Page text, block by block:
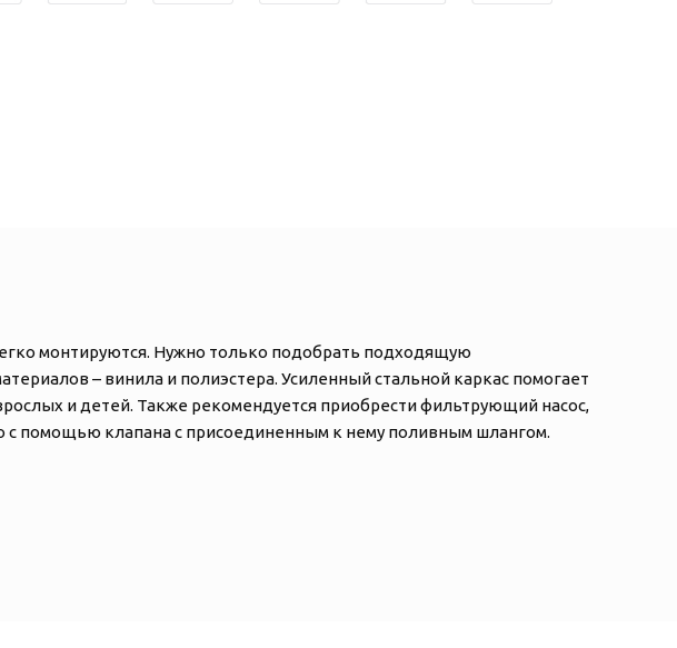
монтируются. Нужно только подобрать подходящую
– винила и полиэстера. Усиленный стальной каркас помогает
и детей. Также рекомендуется приобрести фильтрующий насос,
с помощью клапана с присоединенным к нему поливным шлангом.